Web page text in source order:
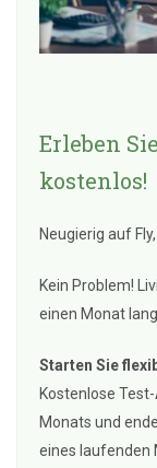
Erleben
kostenlos!
Neugierig auf
Kein Problem!
einen Monat
Starten Sie
Kostenlose
Monats und
eines laufenden